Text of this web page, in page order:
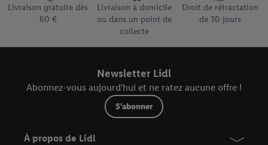
Livraison gratuite dès
60 €
Livraison à domicile
ou dans un point de
collecte
Droit de rétractation
de 30 jours
Newsletter Lidl
Abonnez-vous aujourd'hui et ne ratez aucune offre !
S'abonner
À propos de Lidl